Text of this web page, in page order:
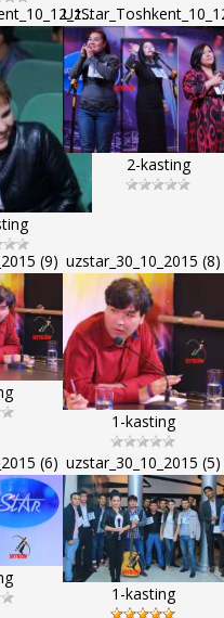
2-kasting
(9) uzstar_30_10_2015 (8)
1-kasting
(6) uzstar_30_10_2015 (5)
1-kasting